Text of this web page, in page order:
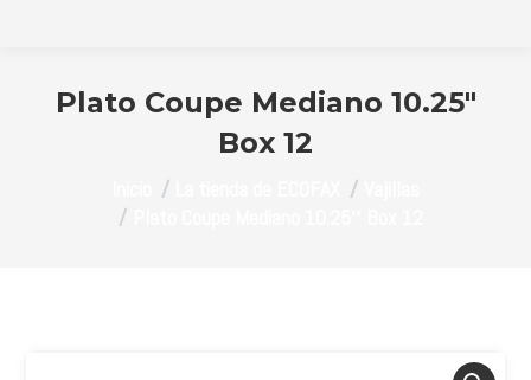
Plato Coupe Mediano 10.25″
Box 12